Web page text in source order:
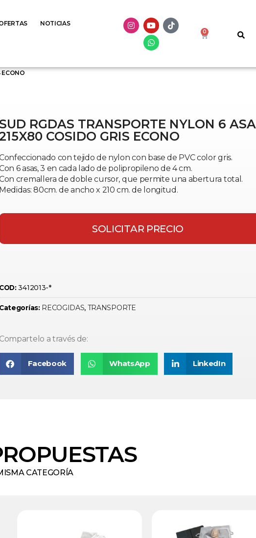
NOTICIAS
0
ECONO
RGDAS TRANSPORTE NYLON 6
COSIDO GRIS ECONO
con tejido de nylon con base de PVC color gris.
6 asas, 3 en cada lado de polipropileno de 4 cm.
cremallera de doble cursor, que permite una abertura total.
Medidas: 80cm. de ancho x 210 cm. de longitud.
SOLICITAR PRECIO
COD:3412013-*
Categorías: RECOGIDAS, TRANSPORTE
Compartelo a través de:
Facebook WhatsApp LinkedIn
CATEGORÍA